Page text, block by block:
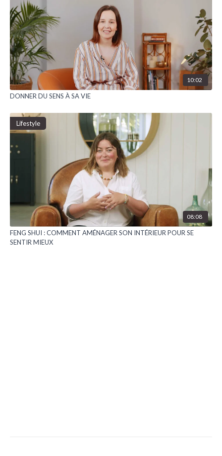
10:02
DONNER DU SENS À SA VIE
Lifestyle
08:08
FENG SHUI : COMMENT AMÉNAGER SON INTÉRIEUR POUR SE
SENTIR MIEUX